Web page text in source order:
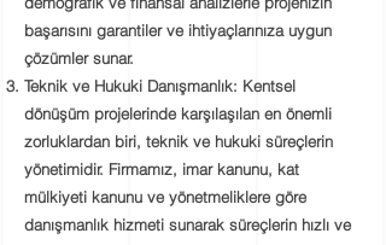
başarısını garantiler ve ihtiyaçlarınıza uygun
çözümler sunar.
Teknik ve Hukuki Danışmanlık: Kentsel
dönüşüm projelerinde karşılaşılan en önemli
zorluklardan biri, teknik ve hukuki süreçlerin
yönetimidir. Firmamız, imar kanunu, kat
mülkiyeti kanunu ve yönetmeliklere göre
danışmanlık hizmeti sunarak süreçlerin hızlı ve